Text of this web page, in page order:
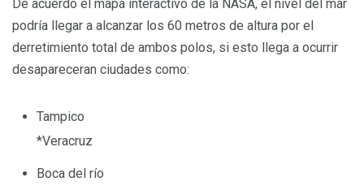
De acuerdo el mapa interactivo de la NASA, el nivel del mar
podría llegar a alcanzar los 60 metros de altura por el
derretimiento total de ambos polos, si esto llega a ocurrir
desapareceran ciudades como:
Tampico
*Veracruz
Boca del río